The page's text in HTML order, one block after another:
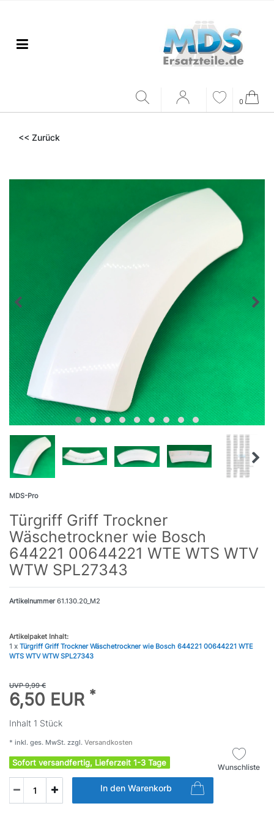
0
<< Zurück
MDS-Pro
Türgriff Griff Trockner
Wäschetrockner wie Bosch
644221 00644221 WTE WTS WTV
WTW SPL27343
Artikelnummer61.130.20_M2
Artikelpaket Inhalt:
1 x Türgriff Griff Trockner Wäschetrockner wie Bosch 644221 00644221 WTE
WTS WTV WTW SPL27343
UVP 9,99 €
6,50 EUR *
Inhalt 1 Stück
* inkl. ges. MwSt. zzgl. Versandkosten
Sofort versandfertig, Lieferzeit 1-3 Tage
In den Warenkorb
Wunschliste